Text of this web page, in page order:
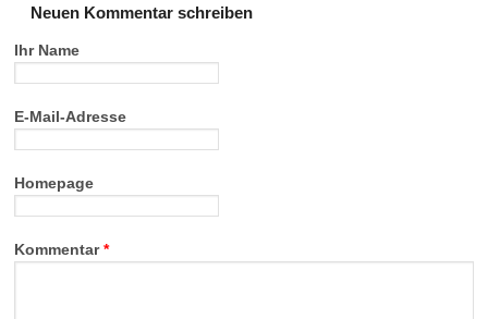
Neuen Kommentar schreiben
Ihr Name
E-Mail-Adresse
Homepage
Kommentar*